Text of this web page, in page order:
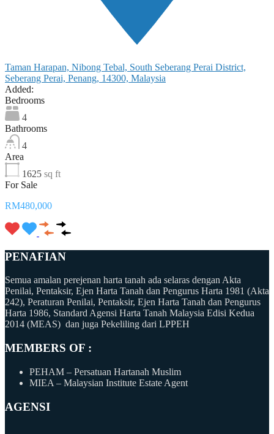
Taman Harapan, Nibong Tebal, South Seberang Perai District,
Seberang Perai, Penang, 14300, Malaysia
Added:
Bedrooms
4
Bathrooms
4
Area
1625 sq ft
For Sale
RM480,000
PENAFIAN
Semua amalan perejenan harta tanah ada selaras dengan Akta
Penilai, Pentaksir, Ejen Harta Tanah dan Pengurus Harta 1981 (Akta
242), Peraturan Penilai, Pentaksir, Ejen Harta Tanah dan Pengurus
Harta 1986, Standard Agensi Harta Tanah Malaysia Edisi Kedua
2014 (MEAS) dan juga Pekeliling dari LPPEH
MEMBERS OF :
PEHAM – Persatuan Hartanah Muslim
MIEA – Malaysian Institute Estate Agent
AGENSI